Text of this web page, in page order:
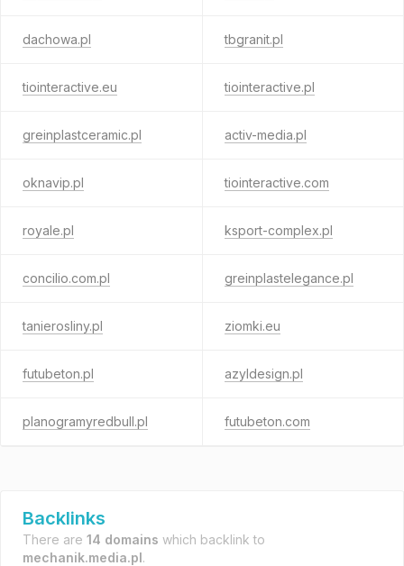
dachowa.pl tbgranit.pl
tiointeractive.eu tiointeractive.pl
greinplastceramic.pl activ-media.pl
oknavip.pl tiointeractive.com
royale.pl ksport-complex.pl
concilio.com.pl greinplastelegance.pl
tanierosliny.pl ziomki.eu
futubeton.pl azyldesign.pl
planogramyredbull.pl futubeton.com
Backlinks
There are 14 domains which backlink to
mechanik.media.pl.